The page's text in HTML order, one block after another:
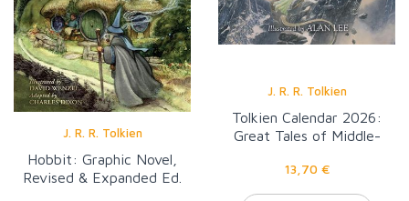
J. R. R. Tolkien
Hobbit: Graphic Novel,
Revised & Expanded Ed.
J. R. R. Tolkien
Tolkien Calendar 2026:
Great Tales of Middle-
13,70 €